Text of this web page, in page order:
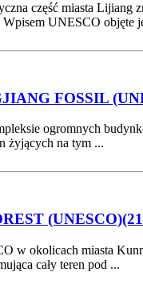
część miasta Lijiang
UNESCO objęte
FOSSIL
ogromnych
żyjących na tym ...
w okolicach miasta
cały teren pod ...